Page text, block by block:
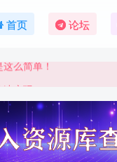
首页 论坛
变现！
速变现！